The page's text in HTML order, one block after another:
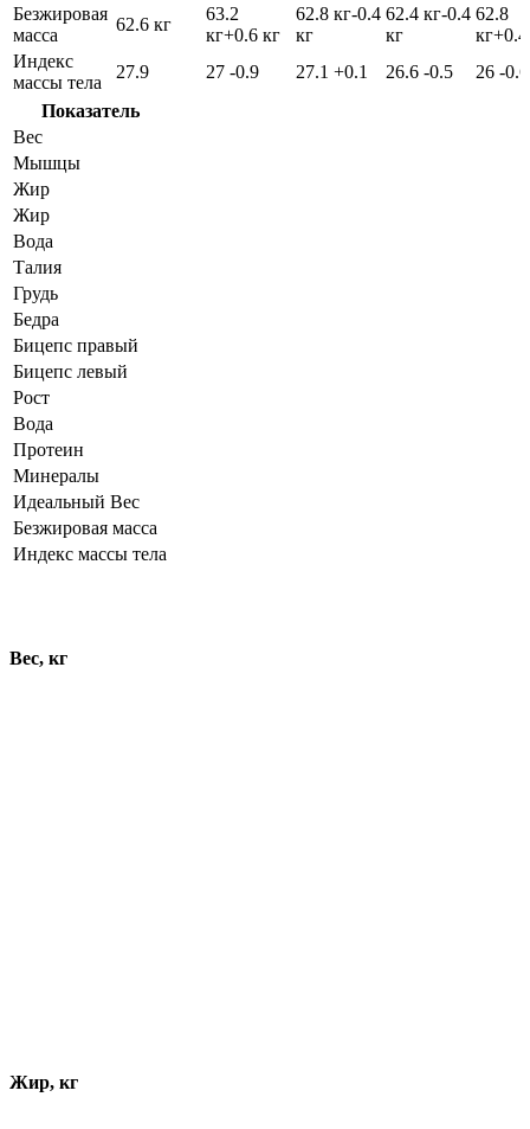
Безжировая
масса
62.6 кг
63.2
кг+0.6 кг
62.8 кг-0.4
кг
62.4 кг-0.4
кг
62.8
кг
Индекс
массы тела
27.9 27 -0.9 27.1 +0.1 26.6 -0.5 26 -0.6
Показатель
Вес
Мышцы
Жир
Жир
Вода
Талия
Грудь
Бедра
Бицепс правый
Бицепс левый
Рост
Вода
Протеин
Минералы
Идеальный Вес
Безжировая масса
Индекс массы тела
Вес, кг
Жир, кг